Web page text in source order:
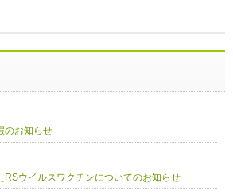
のお知らせ
RSウイルスワクチンについてのお知らせ